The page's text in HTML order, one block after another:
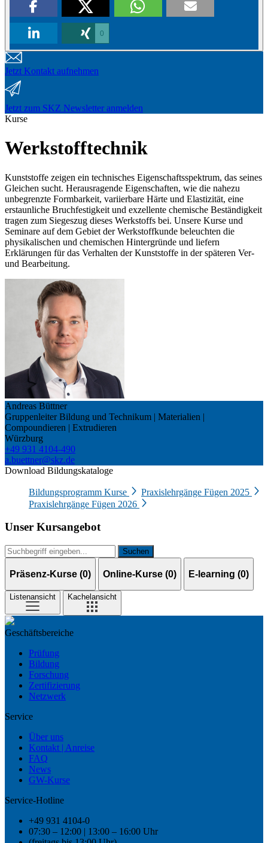
0
Jetzt Kontakt aufnehmen
Jetzt zum SKZ Newsletter anmelden
Kurse
Werkstofftechnik
Kunststoffe zeigen ein technisches Eigenschaftsspektrum, das seines
Gleichen sucht. Herausragende Eigenschaften, wie die nahezu
unbegrenzte Formbarkeit, variierbare Härte und Elastizität, eine
erstaunliche Bruchfestigkeit und exzellente chemische Beständigkeit
tragen zum Siegeszug dieses Werkstoffs bei. Unsere Kurse und
Seminare auf dem Gebiet der Werkstoffkunde beleuchten die
physikalischen und chemischen Hintergründe und liefern
Erklärungen für das Verhalten der Kunststoffe in der späteren Ver-
und Bearbeitung.
Andreas Büttner
Gruppenleiter Bildung und Technikum | Materialien |
Compoundieren | Extrudieren
Würzburg
+49 931 4104-490
a.buettner@skz.de
Download Bildungskataloge
Bildungsprogramm Kurse
Praxislehrgänge Fügen 2025
Praxislehrgänge Fügen 2026
Unser Kursangebot
Suchen
Präsenz-Kurse (0) Online-Kurse (0) E-learning (0)
Listenansicht Kachelansicht
Geschäftsbereiche
Prüfung
Bildung
Forschung
Zertifizierung
Netzwerk
Service
Über uns
Kontakt | Anreise
FAQ
News
GW-Kurse
Service-Hotline
+49 931 4104-0
07:30 – 12:00 | 13:00 – 16:00 Uhr